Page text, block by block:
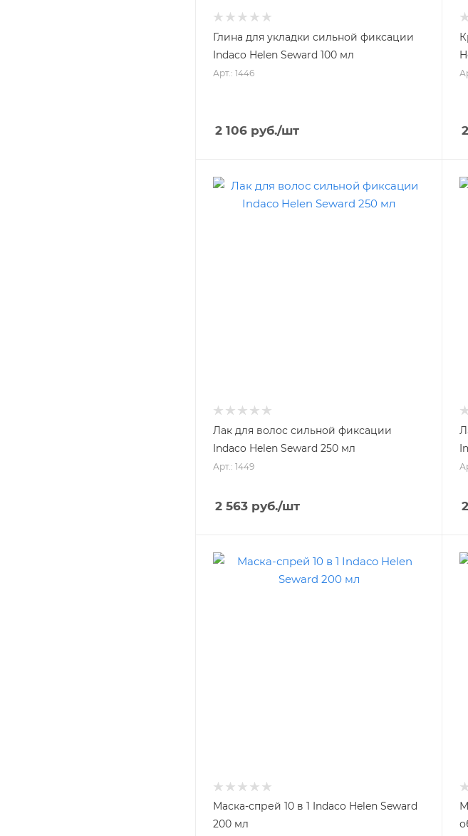
Глина для укладки сильной фиксации
Indaco Helen Seward 100 мл
Арт.: 1446
2 106 руб./шт
Лак для волос сильной фиксации
Indaco Helen Seward 250 мл
Арт.: 1449
2 563 руб./шт
Маска-спрей 10 в 1 Indaco Helen Seward
200 мл